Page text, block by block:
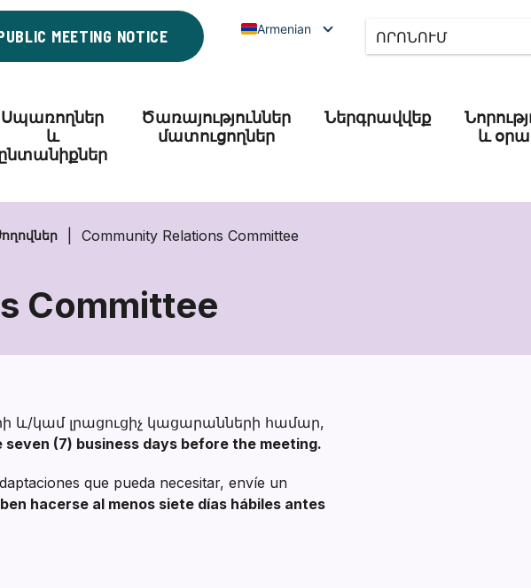
MEETING NOTICE Armenian
Սպառողներ
և
Ծառայություններ
մատուցողներ
Ներգրավվեք
և
Community Relations Committee
Committee
և/կամ լրացուցիչ կացարանների համար,
seven (7) business days before the meeting.
que pueda necesitar, envíe un
hacerse al menos siete días hábiles antes